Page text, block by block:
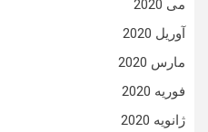
می 2020
آوریل 2020
مارس 2020
فوریه 2020
ژانویه 2020